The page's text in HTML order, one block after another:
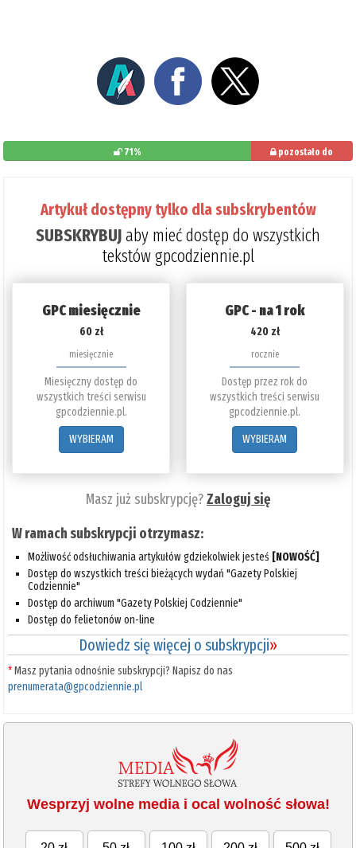
71%
pozostało do
Artykuł dostępny tylko dla subskrybentów
SUBSKRYBUJaby mieć dostęp do wszystkich
tekstów gpcodziennie.pl
GPC miesięcznie
60 zł
miesięcznie
Miesięczny dostęp do
wszystkich treści serwisu
gpcodziennie.pl.
WYBIERAM
GPC - na 1 rok
420 zł
rocznie
Dostęp przez rok do
wszystkich treści serwisu
gpcodziennie.pl.
WYBIERAM
Masz już subskrypcję?Zaloguj się
W ramach subskrypcji otrzymasz:
Możliwość odsłuchiwania artykułów gdziekolwiek jesteś [NOWOŚĆ]
Dostęp do wszystkich treści bieżących wydań "Gazety Polskiej
Codziennie"
Dostęp do archiwum "Gazety Polskiej Codziennie"
Dostęp do felietonów on-line
Dowiedz się więcej o subskrypcji»
*Masz pytania odnośnie subskrypcji? Napisz do nas
prenumerata@gpcodziennie.pl
Wesprzyj wolne media i ocal wolność słowa!